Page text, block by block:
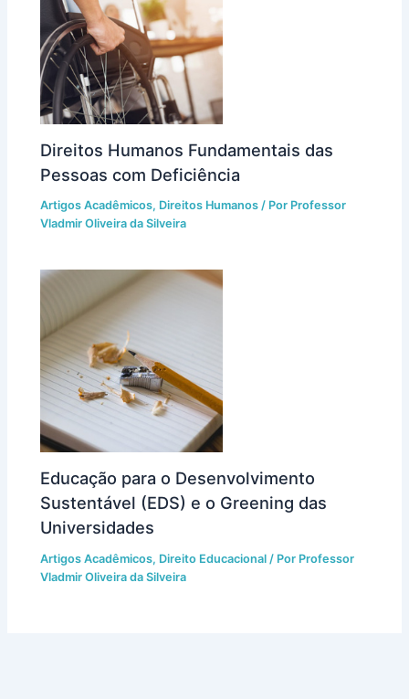
Direitos Humanos Fundamentais das
Pessoas com Deficiência
Artigos Acadêmicos, Direitos Humanos / Por Professor
Vladmir Oliveira da Silveira
Educação para o Desenvolvimento
Sustentável (EDS) e o Greening das
Universidades
Artigos Acadêmicos, Direito Educacional / Por Professor
Vladmir Oliveira da Silveira